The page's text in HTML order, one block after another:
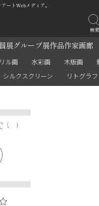
ートWebメディア。
展グループ展作品作家画廊
ル画 水彩画 木版画
シルクスクリーン リトグラフ